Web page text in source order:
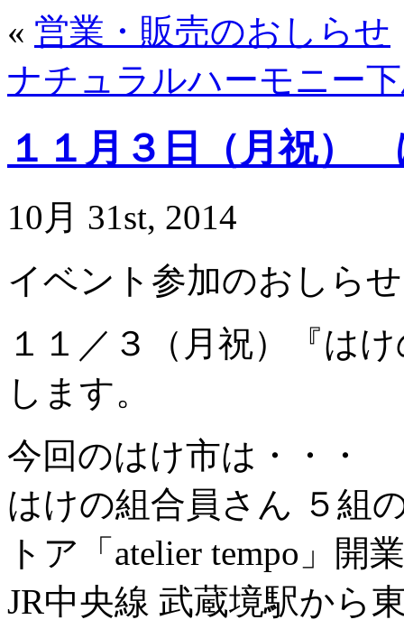
« 営業・販売のおしらせ
ナチュラルハーモニー
１１月３日（月祝）
10月 31st, 2014
イベント参加のおしら
１１／３（月祝）『は
します。
今回のはけ市は・・・
はけの組合員さん ５組
トア「atelier tempo」開
JR中央線 武蔵境駅から